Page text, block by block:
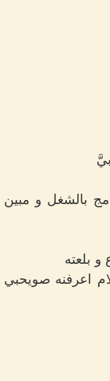
بالشغل و مبين
بلعته
اعرفنه صويحبي